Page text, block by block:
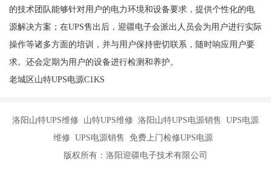
的技术团队能够针对用户的电力环境和设备要求，提供个性化的电
源解决方案；在UPS售出后，迎疆电子会派出人员会为用户进行实际
操作等诸多方面的培训，并与用户保持密切联系，随时响应用户要
求。还会定期为用户的设备进行检测和养护。
老城区山特UPS电源C1KS
洛阳山特UPS维修 山特UPS维修 洛阳山特UPS电源销售 UPS电源
维修 UPS电源销售 免费上门检修UPS电源
版权所有：洛阳迎疆电子技术有限公司